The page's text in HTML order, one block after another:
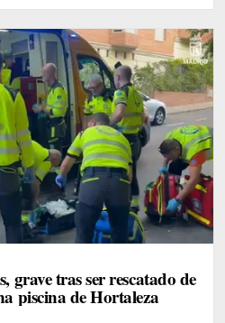
grave tras ser rescatado de
piscina de Hortaleza